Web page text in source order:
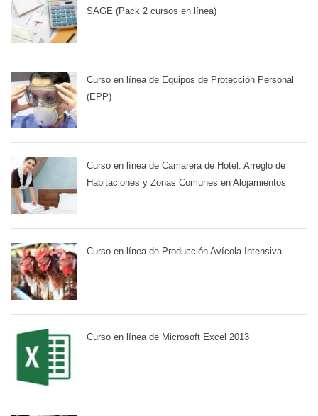
SAGE (Pack 2 cursos en línea)
Curso en línea de Equipos de Protección Personal
(EPP)
Curso en línea de Camarera de Hotel: Arreglo de
Habitaciones y Zonas Comunes en Alojamientos
Curso en línea de Producción Avícola Intensiva
Curso en línea de Microsoft Excel 2013